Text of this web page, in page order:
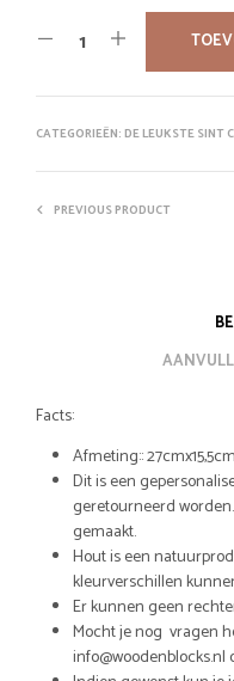
was:
€19,95.
is:
CATEGORIEËN:DE LEUKSTE SINT
PREVIOUS PRODUCT
Facts:
Afmeting::
Dit is een
geretourneerd
gemaakt.
Hout is een
kleurverschillen
Er kunnen geen
Mocht je nog vragen
info@woodenblocks.nl